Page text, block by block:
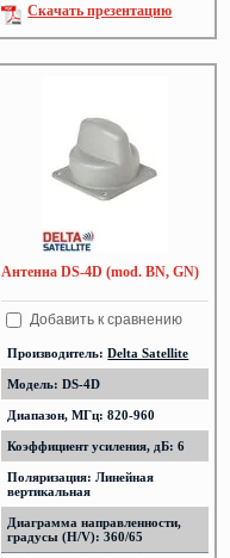
Скачать презентацию
Антенна DS-4D (mod. BN, GN)
Добавить к сравнению
Производитель:Delta Satellite
Модель: DS-4D
Диапазон, МГц: 820-960
Коэффициент усиления, дБ: 6
Поляризация: Линейная
вертикальная
Диаграмма направленности,
градусы (H/V): 360/65